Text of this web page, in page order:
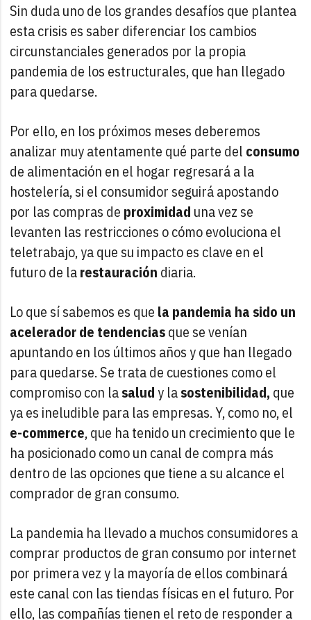
Sin duda uno de los grandes desafíos que plantea
esta crisis es saber diferenciar los cambios
circunstanciales generados por la propia
pandemia de los estructurales, que han llegado
para quedarse.
Por ello, en los próximos meses deberemos
analizar muy atentamente qué parte del consumo
de alimentación en el hogar regresará a la
hostelería, si el consumidor seguirá apostando
por las compras de proximidad una vez se
levanten las restricciones o cómo evoluciona el
teletrabajo, ya que su impacto es clave en el
futuro de larestauración diaria.
Lo que sí sabemos es que la pandemia ha sido un
acelerador de tendenciasque se venían
apuntando en los últimos años y que han llegado
para quedarse. Se trata de cuestiones como el
compromiso con lasaludy lasostenibilidad, que
ya es ineludible para las empresas. Y, como no, el
e-commerce, que ha tenido un crecimiento que le
ha posicionado como un canal de compra más
dentro de las opciones que tiene a su alcance el
comprador de gran consumo.
La pandemia ha llevado a muchos consumidores a
comprar productos de gran consumo por internet
por primera vez y la mayoría de ellos combinará
este canal con las tiendas físicas en el futuro. Por
ello, las compañías tienen el reto de responder a